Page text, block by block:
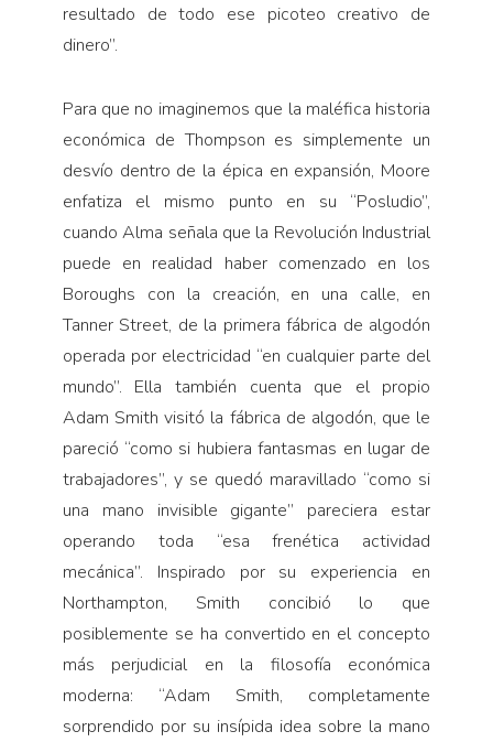
resultado de todo ese picoteo creativo de
dinero”.
Para que no imaginemos que la maléfica historia
económica de Thompson es simplemente un
desvío dentro de la épica en expansión, Moore
enfatiza el mismo punto en su “Posludio”,
cuando Alma señala que la Revolución Industrial
puede en realidad haber comenzado en los
Boroughs con la creación, en una calle, en
Tanner Street, de la primera fábrica de algodón
operada por electricidad “en cualquier parte del
mundo”. Ella también cuenta que el propio
Adam Smith visitó la fábrica de algodón, que le
pareció “como si hubiera fantasmas en lugar de
trabajadores”, y se quedó maravillado “como si
una mano invisible gigante” pareciera estar
operando toda “esa frenética actividad
mecánica”. Inspirado por su experiencia en
Northampton, Smith concibió lo que
posiblemente se ha convertido en el concepto
más perjudicial en la filosofía económica
moderna: “Adam Smith, completamente
sorprendido por su insípida idea sobre la mano